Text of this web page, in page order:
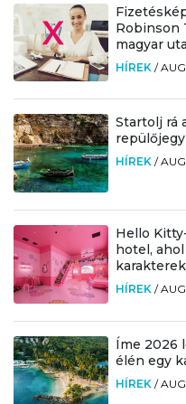
Robinson
magyar
HÍREK /
Startolj rá
HÍREK /
Hello
hotel,
HÍREK /
Íme 2026
élén egy
HÍREK /